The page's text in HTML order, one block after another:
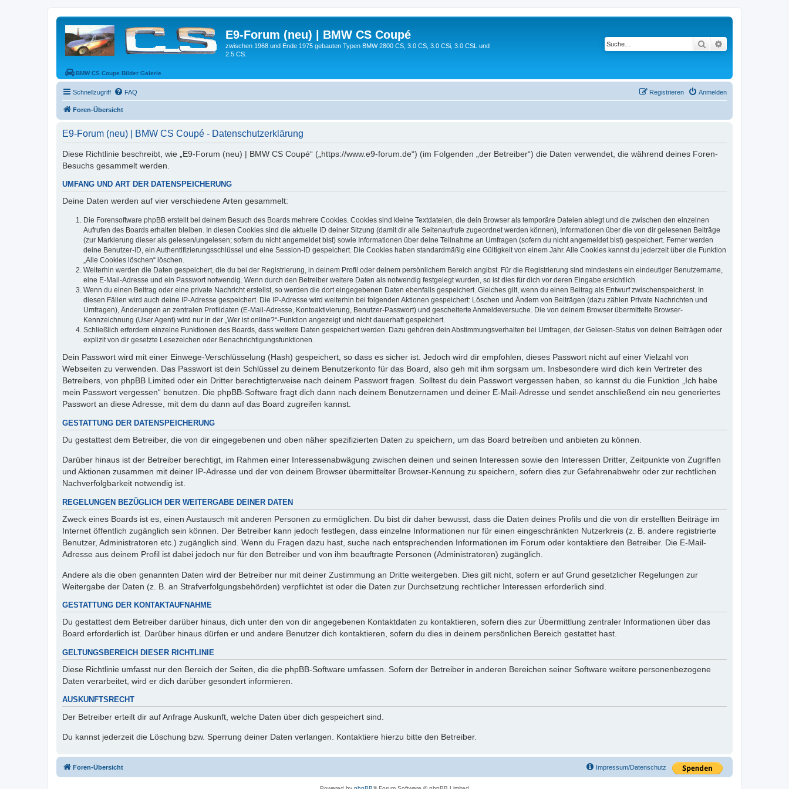
E9-Forum (neu) | BMW CS Coupé
zwischen 1968 und Ende 1975 gebauten Typen BMW 2800 CS, 3.0 CS, 3.0 CSi, 3.0 CSL und
2.5 CS.
BMW CS Coupe Bilder Galerie
Suche
Schnellzugriff FAQ Anmelden
Registrieren
Foren-Übersicht
E9-Forum (neu) | BMW CS Coupé - Datenschutzerklärung
Diese Richtlinie beschreibt, wie „E9-Forum (neu) | BMW CS Coupé“ („https://www.e9-forum.de“) (im Folgenden „der Betreiber“) die Daten verwendet, die während deines Foren-
Besuchs gesammelt werden.
UMFANG UND ART DER DATENSPEICHERUNG
Deine Daten werden auf vier verschiedene Arten gesammelt:
Die Forensoftware phpBB erstellt bei deinem Besuch des Boards mehrere Cookies. Cookies sind kleine Textdateien, die dein Browser als temporäre Dateien ablegt und die zwischen den einzelnen
Aufrufen des Boards erhalten bleiben. In diesen Cookies sind die aktuelle ID deiner Sitzung (damit dir alle Seitenaufrufe zugeordnet werden können), Informationen über die von dir gelesenen Beiträge
(zur Markierung dieser als gelesen/ungelesen; sofern du nicht angemeldet bist) sowie Informationen über deine Teilnahme an Umfragen (sofern du nicht angemeldet bist) gespeichert. Ferner werden
deine Benutzer-ID, ein Authentifizierungsschlüssel und eine Session-ID gespeichert. Die Cookies haben standardmäßig eine Gültigkeit von einem Jahr. Alle Cookies kannst du jederzeit über die Funktion
„Alle Cookies löschen“ löschen.
Weiterhin werden die Daten gespeichert, die du bei der Registrierung, in deinem Profil oder deinem persönlichem Bereich angibst. Für die Registrierung sind mindestens ein eindeutiger Benutzername,
eine E-Mail-Adresse und ein Passwort notwendig. Wenn durch den Betreiber weitere Daten als notwendig festgelegt wurden, so ist dies für dich vor deren Eingabe ersichtlich.
Wenn du einen Beitrag oder eine private Nachricht erstellst, so werden die dort eingegebenen Daten ebenfalls gespeichert. Gleiches gilt, wenn du einen Beitrag als Entwurf zwischenspeicherst. In
diesen Fällen wird auch deine IP-Adresse gespeichert. Die IP-Adresse wird weiterhin bei folgenden Aktionen gespeichert: Löschen und Ändern von Beiträgen (dazu zählen Private Nachrichten und
Umfragen), Änderungen an zentralen Profildaten (E-Mail-Adresse, Kontoaktivierung, Benutzer-Passwort) und gescheiterte Anmeldeversuche. Die von deinem Browser übermittelte Browser-
Kennzeichnung (User Agent) wird nur in der „Wer ist online?“-Funktion angezeigt und nicht dauerhaft gespeichert.
Schließlich erfordern einzelne Funktionen des Boards, dass weitere Daten gespeichert werden. Dazu gehören dein Abstimmungsverhalten bei Umfragen, der Gelesen-Status von deinen Beiträgen oder
explizit von dir gesetzte Lesezeichen oder Benachrichtigungsfunktionen.
Dein Passwort wird mit einer Einwege-Verschlüsselung (Hash) gespeichert, so dass es sicher ist. Jedoch wird dir empfohlen, dieses Passwort nicht auf einer Vielzahl von
Webseiten zu verwenden. Das Passwort ist dein Schlüssel zu deinem Benutzerkonto für das Board, also geh mit ihm sorgsam um. Insbesondere wird dich kein Vertreter des
Betreibers, von phpBB Limited oder ein Dritter berechtigterweise nach deinem Passwort fragen. Solltest du dein Passwort vergessen haben, so kannst du die Funktion „Ich habe
mein Passwort vergessen“ benutzen. Die phpBB-Software fragt dich dann nach deinem Benutzernamen und deiner E-Mail-Adresse und sendet anschließend ein neu generiertes
Passwort an diese Adresse, mit dem du dann auf das Board zugreifen kannst.
GESTATTUNG DER DATENSPEICHERUNG
Du gestattest dem Betreiber, die von dir eingegebenen und oben näher spezifizierten Daten zu speichern, um das Board betreiben und anbieten zu können.
Darüber hinaus ist der Betreiber berechtigt, im Rahmen einer Interessenabwägung zwischen deinen und seinen Interessen sowie den Interessen Dritter, Zeitpunkte von Zugriffen
und Aktionen zusammen mit deiner IP-Adresse und der von deinem Browser übermittelter Browser-Kennung zu speichern, sofern dies zur Gefahrenabwehr oder zur rechtlichen
Nachverfolgbarkeit notwendig ist.
REGELUNGEN BEZÜGLICH DER WEITERGABE DEINER DATEN
Zweck eines Boards ist es, einen Austausch mit anderen Personen zu ermöglichen. Du bist dir daher bewusst, dass die Daten deines Profils und die von dir erstellten Beiträge im
Internet öffentlich zugänglich sein können. Der Betreiber kann jedoch festlegen, dass einzelne Informationen nur für einen eingeschränkten Nutzerkreis (z. B. andere registrierte
Benutzer, Administratoren etc.) zugänglich sind. Wenn du Fragen dazu hast, suche nach entsprechenden Informationen im Forum oder kontaktiere den Betreiber. Die E-Mail-
Adresse aus deinem Profil ist dabei jedoch nur für den Betreiber und von ihm beauftragte Personen (Administratoren) zugänglich.
Andere als die oben genannten Daten wird der Betreiber nur mit deiner Zustimmung an Dritte weitergeben. Dies gilt nicht, sofern er auf Grund gesetzlicher Regelungen zur
Weitergabe der Daten (z. B. an Strafverfolgungsbehörden) verpflichtet ist oder die Daten zur Durchsetzung rechtlicher Interessen erforderlich sind.
GESTATTUNG DER KONTAKTAUFNAHME
Du gestattest dem Betreiber darüber hinaus, dich unter den von dir angegebenen Kontaktdaten zu kontaktieren, sofern dies zur Übermittlung zentraler Informationen über das
Board erforderlich ist. Darüber hinaus dürfen er und andere Benutzer dich kontaktieren, sofern du dies in deinem persönlichen Bereich gestattet hast.
GELTUNGSBEREICH DIESER RICHTLINIE
Diese Richtlinie umfasst nur den Bereich der Seiten, die die phpBB-Software umfassen. Sofern der Betreiber in anderen Bereichen seiner Software weitere personenbezogene
Daten verarbeitet, wird er dich darüber gesondert informieren.
AUSKUNFTSRECHT
Der Betreiber erteilt dir auf Anfrage Auskunft, welche Daten über dich gespeichert sind.
Du kannst jederzeit die Löschung bzw. Sperrung deiner Daten verlangen. Kontaktiere hierzu bitte den Betreiber.
Foren-Übersicht Impressum/Datenschutz